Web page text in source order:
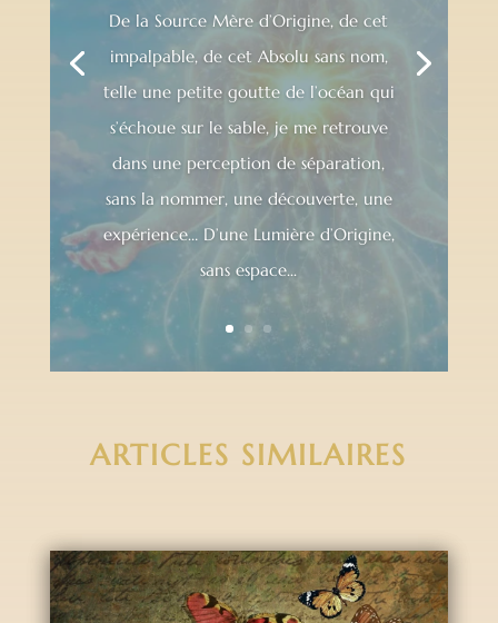
De la Source Mère d’Origine, de cet
impalpable, de cet Absolu sans nom,
telle une petite goutte de l’océan qui
s’échoue sur le sable, je me retrouve
dans une perception de séparation,
sans la nommer, une découverte, une
expérience… D’une Lumière d’Origine,
sans espace...
ARTICLES SIMILAIRES